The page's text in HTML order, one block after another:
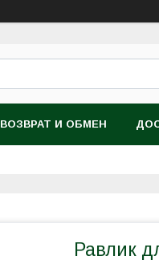
ВОЗВРАТ И ОБМЕН
Равлик